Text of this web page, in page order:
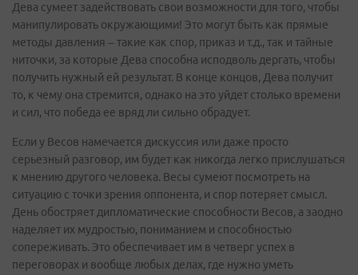
Дева сумеет задействовать свои возможности для того, чтобы
манипулировать окружающими! Это могут быть как прямые
методы давления – такие как спор, приказ и т.д., так и тайные
ниточки, за которые Дева способна исподволь дергать, чтобы
получить нужный ей результат. В конце концов, Дева получит
то, к чему она стремится, однако на это уйдет столько времени
и сил, что победа ее вряд ли сильно обрадует.
Если у Весов намечается дискуссия или даже просто
серьезный разговор, им будет как никогда легко прислушаться
к мнению другого человека. Весы сумеют посмотреть на
ситуацию с точки зрения оппонента, и спор потеряет смысл.
День обостряет дипломатические способности Весов, а заодно
наделяет их мудростью, пониманием и способностью
сопереживать. Это обеспечивает им в четверг успех в
переговорах и вообще любых делах, где нужно уметь